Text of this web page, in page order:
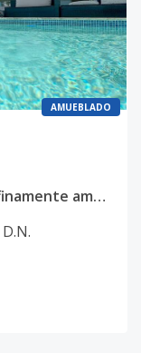
AMUEBLADO
Apartamento de una habitación finamente amueblado en Mirador Norte.